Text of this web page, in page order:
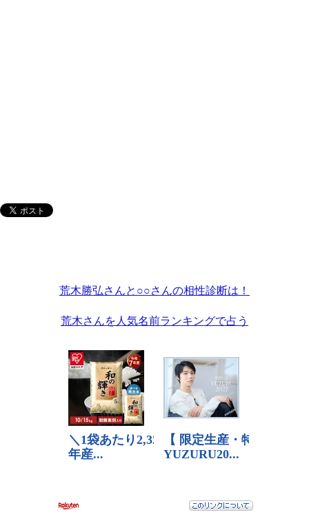
荒木勝弘さんと○○さんの相性診断は！
荒木さんを人気名前ランキングで占う